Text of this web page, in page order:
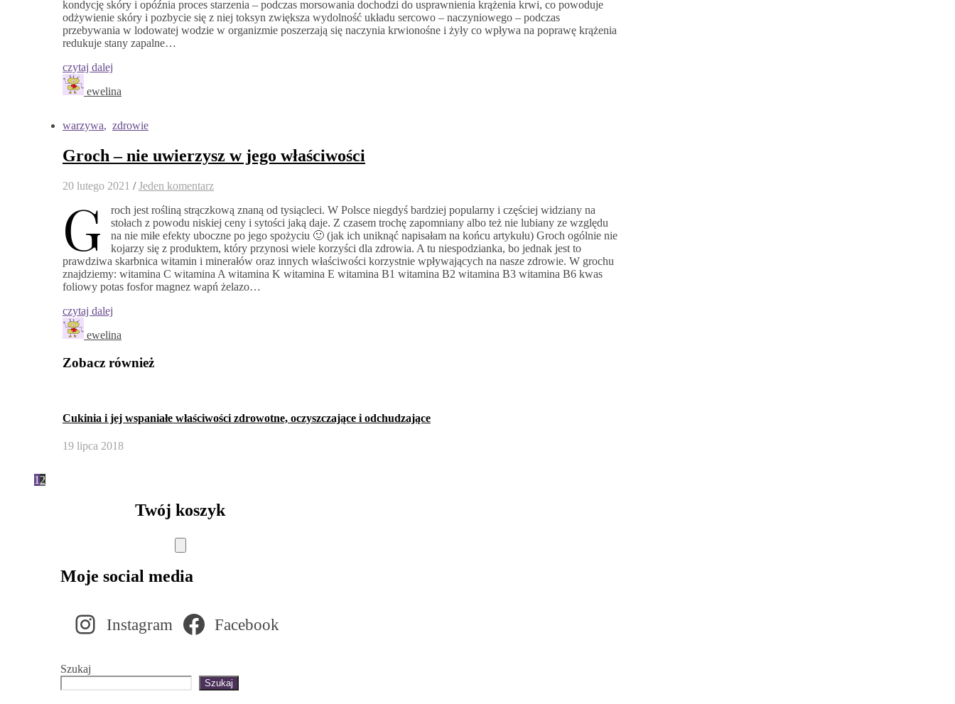
kondycję skóry i opóźnia proces starzenia – podczas morsowania dochodzi do usprawnienia krążenia krwi, co powoduje
odżywienie skóry i pozbycie się z niej toksyn zwiększa wydolność układu sercowo – naczyniowego – podczas
przebywania w lodowatej wodzie w organizmie poszerzają się naczynia krwionośne i żyły co wpływa na poprawę krążenia
redukuje stany zapalne…
czytaj dalej
ewelina
warzywa, zdrowie
Groch – nie uwierzysz w jego właściwości
20 lutego 2021 / Jeden komentarz
G
roch jest rośliną strączkową znaną od tysiącleci. W Polsce niegdyś bardziej popularny i częściej widziany na
stołach z powodu niskiej ceny i sytości jaką daje. Z czasem trochę zapomniany albo też nie lubiany ze względu
na nie miłe efekty uboczne po jego spożyciu 🙂 (jak ich uniknąć napisałam na końcu artykułu) Groch ogólnie nie
kojarzy się z produktem, który przynosi wiele korzyści dla zdrowia. A tu niespodzianka, bo jednak jest to
prawdziwa skarbnica witamin i minerałów oraz innych właściwości korzystnie wpływających na nasze zdrowie. W grochu
znajdziemy: witamina C witamina A witamina K witamina E witamina B1 witamina B2 witamina B3 witamina B6 kwas
foliowy potas fosfor magnez wapń żelazo…
czytaj dalej
ewelina
Zobacz również
Cukinia i jej wspaniałe właściwości zdrowotne, oczyszczające i odchudzające
19 lipca 2018
1 2
Twój koszyk
Moje social media
Instagram Facebook
Szukaj
Szukaj